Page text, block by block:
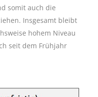
somit auch die
Insgesamt bleibt
hohem Niveau
seit dem Frühjahr